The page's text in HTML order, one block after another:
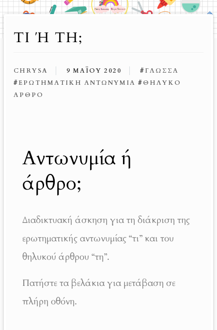
ΤΙ Ή ΤΗ;
CHRYSA 9 ΜΑΪ́ΟΥ 2020 #ΓΛΏΣΣΑ
#ΕΡΩΤΗΜΑΤΙΚΉ ΑΝΤΩΝΥΜΊΑ #ΘΗΛΥΚΌ
ΆΡΘΡΟ
Αντωνυμία ή
άρθρο;
Διαδικτυακή άσκηση για τη διάκριση της
ερωτηματικής αντωνυμίας “τι” και του
θηλυκού άρθρου “τη”.
Πατήστε τα βελάκια για μετάβαση σε
πλήρη οθόνη.